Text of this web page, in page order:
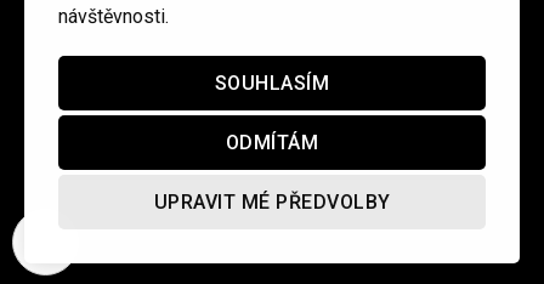
návštěvnosti.
SOUHLASÍM
ODMÍTÁM
UPRAVIT MÉ PŘEDVOLBY